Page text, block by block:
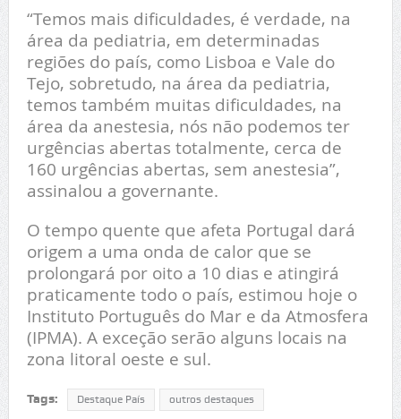
“Temos mais dificuldades, é verdade, na
área da pediatria, em determinadas
regiões do país, como Lisboa e Vale do
Tejo, sobretudo, na área da pediatria,
temos também muitas dificuldades, na
área da anestesia, nós não podemos ter
urgências abertas totalmente, cerca de
160 urgências abertas, sem anestesia”,
assinalou a governante.
O tempo quente que afeta Portugal dará
origem a uma onda de calor que se
prolongará por oito a 10 dias e atingirá
praticamente todo o país, estimou hoje o
Instituto Português do Mar e da Atmosfera
(IPMA). A exceção serão alguns locais na
zona litoral oeste e sul.
Tags: Destaque País outros destaques